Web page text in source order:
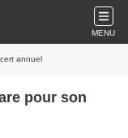
MENU
annuel
pour son